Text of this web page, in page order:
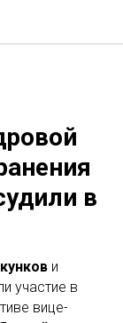
в
и
участие в
вице-